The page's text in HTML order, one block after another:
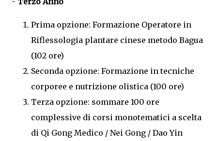
Prima opzione: Formazione Operatore in
Riflessologia plantare cinese metodo Bagua
(102 ore)
Seconda opzione: Formazione in tecniche
corporee e nutrizione olistica (100 ore)
Terza opzione: sommare 100 ore
complessive di corsi monotematici a scelta
di Qi Gong Medico / Nei Gong / Dao Yin